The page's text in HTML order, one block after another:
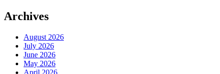
Archives
August 2026
July 2026
June 2026
May 2026
April 2026